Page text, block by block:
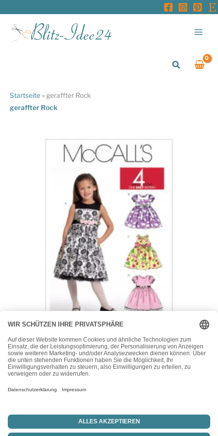
springen
Suchen
Startseite » geraffter Rock
geraffter Rock
McCall's
McCall’s Schnittmuster M5793 – Kleid – Kinderkleider –
Dirndlkleider
15,50€